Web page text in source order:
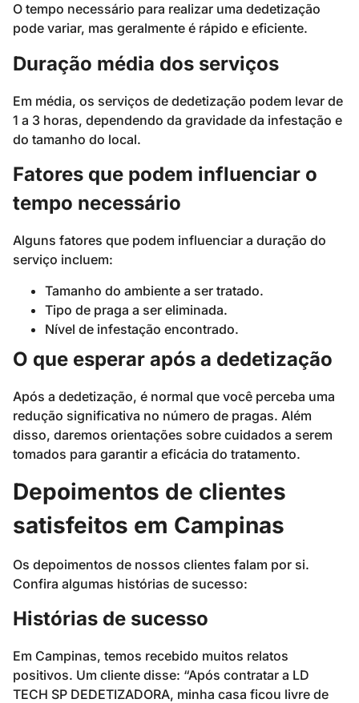
O tempo necessário para realizar uma dedetização
pode variar, mas geralmente é rápido e eficiente.
Duração média dos serviços
Em média, os serviços de dedetização podem levar de
1 a 3 horas, dependendo da gravidade da infestação e
do tamanho do local.
Fatores que podem influenciar o
tempo necessário
Alguns fatores que podem influenciar a duração do
serviço incluem:
Tamanho do ambiente a ser tratado.
Tipo de praga a ser eliminada.
Nível de infestação encontrado.
O que esperar após a dedetização
Após a dedetização, é normal que você perceba uma
redução significativa no número de pragas. Além
disso, daremos orientações sobre cuidados a serem
tomados para garantir a eficácia do tratamento.
Depoimentos de clientes
satisfeitos em Campinas
Os depoimentos de nossos clientes falam por si.
Confira algumas histórias de sucesso:
Histórias de sucesso
Em Campinas, temos recebido muitos relatos
positivos. Um cliente disse: “Após contratar a LD
TECH SP DEDETIZADORA, minha casa ficou livre de